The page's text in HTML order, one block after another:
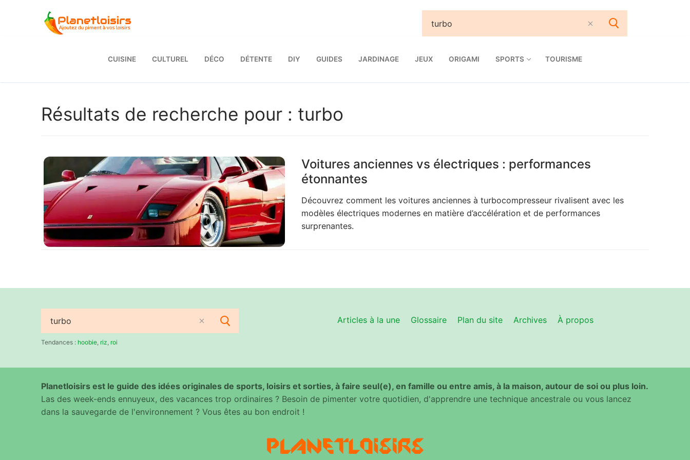
CUISINE CULTUREL DÉCO DÉTENTE DIY GUIDES JARDINAGE JEUX ORIGAMI SPORTS TOURISME
Résultats de recherche pour : turbo
Voitures anciennes vs électriques : performances
étonnantes
Découvrez comment les voitures anciennes à turbocompresseur rivalisent avec les
modèles électriques modernes en matière d’accélération et de performances
surprenantes.
Rechercher
:Tendances : hoobie riz roi
Articles à la une Glossaire Plan du site Archives À propos
Planetloisirs est le guide des idées originales de sports, loisirs et sorties, à faire seul(e), en famille ou entre amis, à la maison, autour de soi ou plus loin.
Las des week-ends ennuyeux, des vacances trop ordinaires ? Besoin de pimenter votre quotidien, d'apprendre une technique ancestrale ou vous lancez
dans la sauvegarde de l'environnement ? Vous êtes au bon endroit !